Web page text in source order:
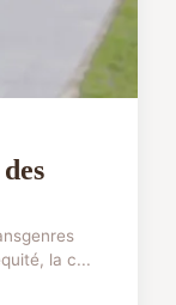
la c...